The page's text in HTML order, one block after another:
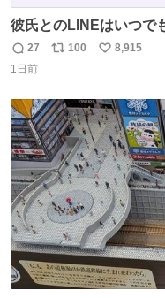
彼氏とのLINEはいつで
かったLINEは無限にあ
送りあってたし)最近嬉
返
信
27
リ
ト
数
100
い
数
8,915
1日前